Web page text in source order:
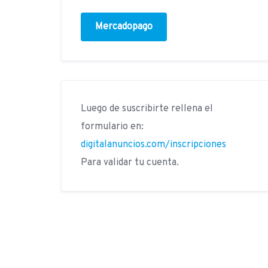
Mercadopago
Luego de suscribirte rellena el
formulario en:
digitalanuncios.com/inscripciones
Para validar tu cuenta.